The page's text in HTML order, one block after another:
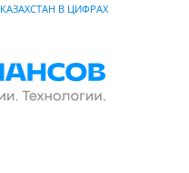
КАЗАХСТАН В ЦИФРАХ